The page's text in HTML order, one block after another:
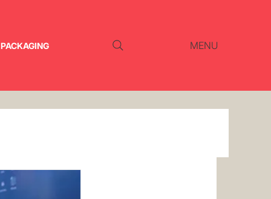
PACKAGING MENU